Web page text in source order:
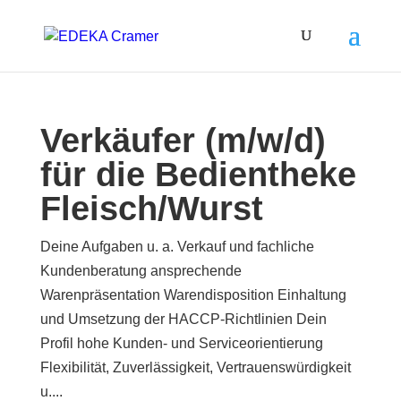
Verkäufer (m/w/d)
für die Bedientheke
Fleisch/Wurst
Deine Aufgaben u. a. Verkauf und fachliche
Kundenberatung ansprechende
Warenpräsentation Warendisposition Einhaltung
und Umsetzung der HACCP-Richtlinien Dein
Profil hohe Kunden- und Serviceorientierung
Flexibilität, Zuverlässigkeit, Vertrauenswürdigkeit
u....